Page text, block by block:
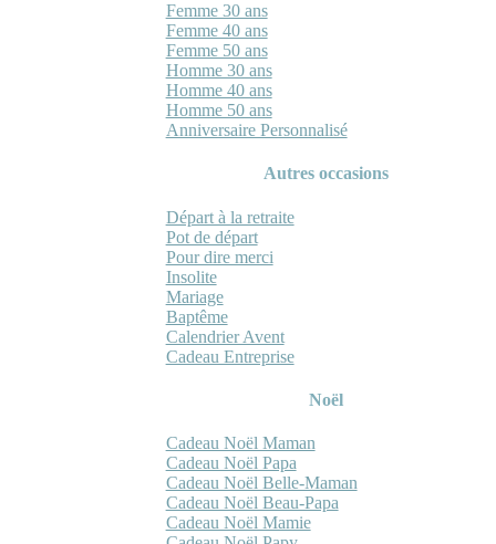
Femme 30 ans
Femme 40 ans
Femme 50 ans
Homme 30 ans
Homme 40 ans
Homme 50 ans
Anniversaire Personnalisé
Autres occasions
Départ à la retraite
Pot de départ
Pour dire merci
Insolite
Mariage
Baptême
Calendrier Avent
Cadeau Entreprise
Noël
Cadeau Noël Maman
Cadeau Noël Papa
Cadeau Noël Belle-Maman
Cadeau Noël Beau-Papa
Cadeau Noël Mamie